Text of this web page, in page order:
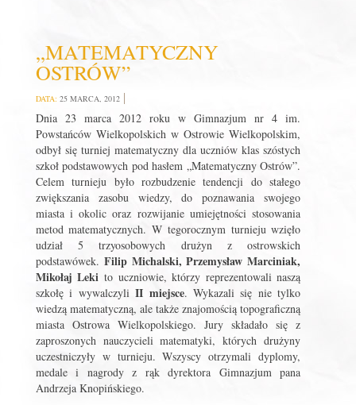
„MATEMATYCZNY
OSTRÓW”
DATA: 25 MARCA, 2012
Dnia 23 marca 2012 roku w Gimnazjum nr 4 im.
Powstańców Wielkopolskich w Ostrowie Wielkopolskim,
odbył się turniej matematyczny dla uczniów klas szóstych
szkoł podstawowych pod hasłem „Matematyczny Ostrów”.
Celem turnieju było rozbudzenie tendencji do stałego
zwiększania zasobu wiedzy, do poznawania swojego
miasta i okolic oraz rozwijanie umiejętności stosowania
metod matematycznych. W tegorocznym turnieju wzięło
udział 5 trzyosobowych drużyn z ostrowskich
podstawówek. Filip Michalski, Przemysław Marciniak,
Mikołaj Leki to uczniowie, którzy reprezentowali naszą
szkołę i wywalczyliII miejsce. Wykazali się nie tylko
wiedzą matematyczną, ale także znajomością topograficzną
miasta Ostrowa Wielkopolskiego. Jury składało się z
zaproszonych nauczycieli matematyki, których drużyny
uczestniczyły w turnieju. Wszyscy otrzymali dyplomy,
medale i nagrody z rąk dyrektora Gimnazjum pana
Andrzeja Knopińskiego.